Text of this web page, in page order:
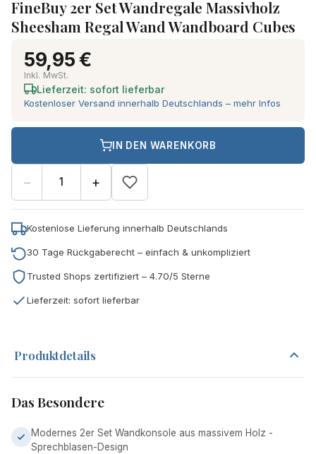
FineBuy 2er Set Wandregale Massivholz
Sheesham Regal Wand Wandboard Cubes
59,95 €
Inkl. MwSt.
Lieferzeit: sofort lieferbar
Kostenloser Versand innerhalb Deutschlands – mehr Infos
− +
IN DEN WARENKORB
Kostenlose Lieferung innerhalb Deutschlands
30 Tage Rückgaberecht – einfach & unkompliziert
Trusted Shops zertifiziert – 4.70/5 Sterne
Lieferzeit: sofort lieferbar
Produktdetails
Das Besondere
Modernes 2er Set Wandkonsole aus massivem Holz -
Sprechblasen-Design